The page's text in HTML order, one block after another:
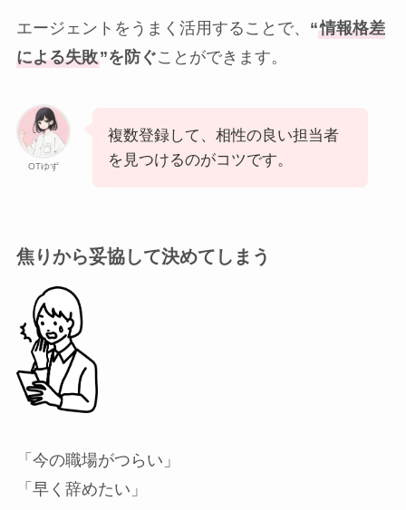
エージェントをうまく活用することで、 “情報格差
による失敗”を防ぐことができます。
OTゆず
複数登録して、相性の良い担当者
を見つけるのがコツです。
焦りから妥協して決めてしまう
「今の職場がつらい」
「早く辞めたい」